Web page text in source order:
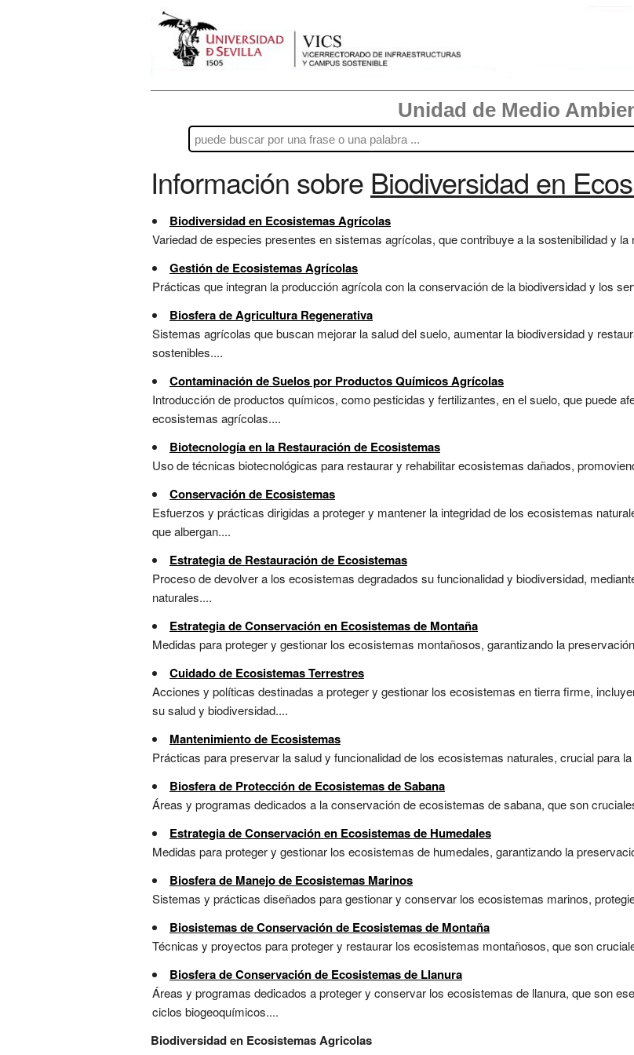
Unidad de Medio
Información sobre Biodiversidad en
Biodiversidad en Ecosistemas Agrícolas
Variedad de especies presentes en sistemas agrícolas, que contribuye a la sostenibilidad y
Gestión de Ecosistemas Agrícolas
Prácticas que integran la producción agrícola con la conservación de la biodiversidad y los
Biosfera de Agricultura Regenerativa
Sistemas agrícolas que buscan mejorar la salud del suelo, aumentar la biodiversidad y
sostenibles....
Contaminación de Suelos por Productos Químicos Agrícolas
Introducción de productos químicos, como pesticidas y fertilizantes, en el suelo, que puede
ecosistemas agrícolas....
Biotecnología en la Restauración de Ecosistemas
Uso de técnicas biotecnológicas para restaurar y rehabilitar ecosistemas dañados,
Conservación de Ecosistemas
Esfuerzos y prácticas dirigidas a proteger y mantener la integridad de los ecosistemas
que albergan....
Estrategia de Restauración de Ecosistemas
Proceso de devolver a los ecosistemas degradados su funcionalidad y biodiversidad,
naturales....
Estrategia de Conservación en Ecosistemas de Montaña
Medidas para proteger y gestionar los ecosistemas montañosos, garantizando la
Cuidado de Ecosistemas Terrestres
Acciones y políticas destinadas a proteger y gestionar los ecosistemas en tierra firme,
su salud y biodiversidad....
Mantenimiento de Ecosistemas
Prácticas para preservar la salud y funcionalidad de los ecosistemas naturales, crucial para
Biosfera de Protección de Ecosistemas de Sabana
Áreas y programas dedicados a la conservación de ecosistemas de sabana, que son
Estrategia de Conservación en Ecosistemas de Humedales
Medidas para proteger y gestionar los ecosistemas de humedales, garantizando la
Biosfera de Manejo de Ecosistemas Marinos
Sistemas y prácticas diseñados para gestionar y conservar los ecosistemas marinos,
Biosistemas de Conservación de Ecosistemas de Montaña
Técnicas y proyectos para proteger y restaurar los ecosistemas montañosos, que son
Biosfera de Conservación de Ecosistemas de Llanura
Áreas y programas dedicados a proteger y conservar los ecosistemas de llanura, que son
ciclos biogeoquímicos....
Biodiversidad en Ecosistemas Agricolas